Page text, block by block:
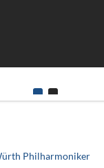
Philharmoniker